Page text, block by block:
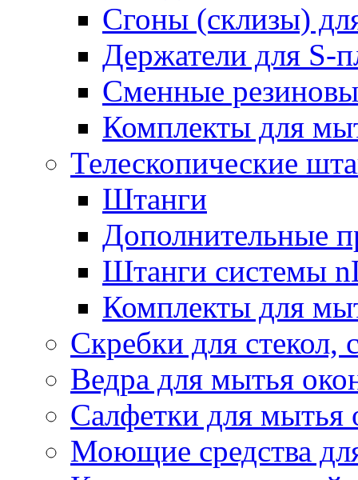
Сгоны (склизы)
Держатели для S-
Сменные
Комплекты для
Телескопические
Штанги
Дополнительные
Штанги системы
Комплекты для
Скребки для стекол,
Ведра для мытья
Салфетки для мытья
Моющие средства